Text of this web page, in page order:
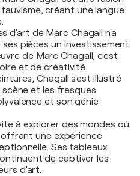
créant une langue
d'art de Marc Chagall n'a
pièces un investissement
de Marc Chagall, c'est
et de créativité
Chagall s'est illustré
et les fresques
et son génie
à explorer des mondes où
offrant une expérience
Ses tableaux
de captiver les
d'art.